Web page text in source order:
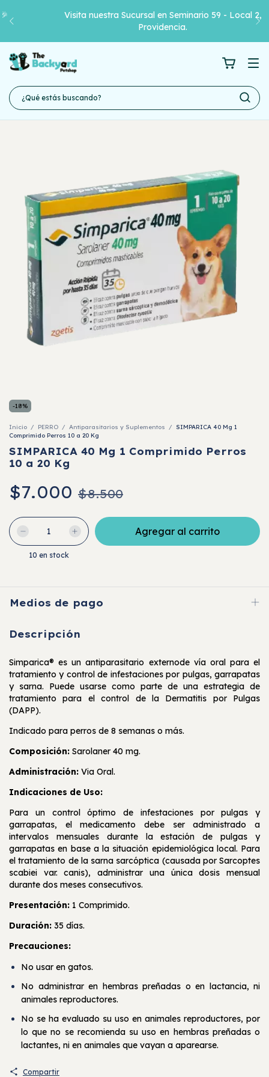
Visita nuestra Sucursal en Seminario 59 - Local 2,
Providencia.
-18%
Inicio / PERRO / Antiparasitarios y Suplementos / SIMPARICA 40 Mg 1
Comprimido Perros 10 a 20 Kg
SIMPARICA 40 Mg 1 Comprimido Perros
10 a 20 Kg
$7.000 $8.500
10 en stock
Medios de pago
Descripción
Simparica® es un antiparasitario externode vía oral para el
tratamiento y control de infestaciones por pulgas, garrapatas
y sarna. Puede usarse como parte de una estrategia de
tratamiento para el control de la Dermatitis por Pulgas
(DAPP).
Indicado para perros de 8 semanas o más.
Composición: Sarolaner 40 mg.
Administración: Via Oral.
Indicaciones de Uso:
Para un control óptimo de infestaciones por pulgas y
garrapatas, el medicamento debe ser administrado a
intervalos mensuales durante la estación de pulgas y
garrapatas en base a la situación epidemiológica local. Para
el tratamiento de la sarna sarcóptica (causada por Sarcoptes
scabiei var. canis), administrar una única dosis mensual
durante dos meses consecutivos.
Presentación: 1 Comprimido.
Duración: 35 días.
Precauciones:
No usar en gatos.
No administrar en hembras preñadas o en lactancia, ni
animales reproductores.
No se ha evaluado su uso en animales reproductores, por
lo que no se recomienda su uso en hembras preñadas o
lactantes, ni en animales que vayan a aparearse.
Compartir